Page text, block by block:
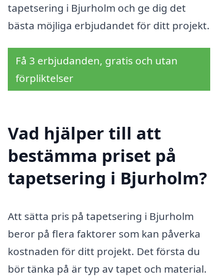
tapetsering i Bjurholm och ge dig det
bästa möjliga erbjudandet för ditt projekt.
Få 3 erbjudanden, gratis och utan
förpliktelser
Vad hjälper till att
bestämma priset på
tapetsering i Bjurholm?
Att sätta pris på tapetsering i Bjurholm
beror på flera faktorer som kan påverka
kostnaden för ditt projekt. Det första du
bör tänka på är typ av tapet och material.